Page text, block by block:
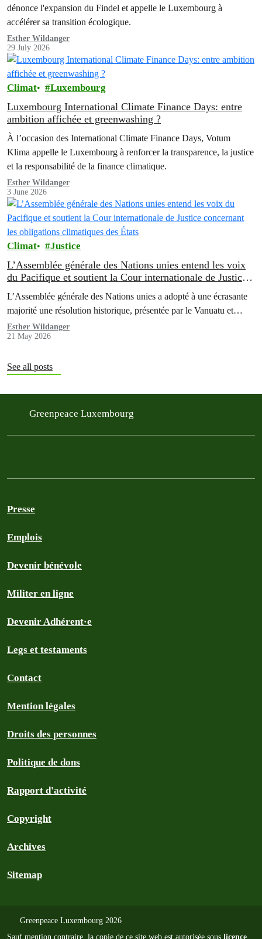
dénonce l'expansion du Findel et appelle le Luxembourg à
accélérer sa transition écologique.
Esther Wildanger
29 July 2026
Climat Luxembourg
Luxembourg International Climate Finance Days: entre
ambition affichée et greenwashing ?
À l’occasion des International Climate Finance Days, Votum
Klima appelle le Luxembourg à renforcer la transparence, la justice
et la responsabilité de la finance climatique.
Esther Wildanger
3 June 2026
Climat Justice
L’Assemblée générale des Nations unies entend les voix
du Pacifique et soutient la Cour internationale de Justice
concernant les obligations climatiques des États
L’Assemblée générale des Nations unies a adopté à une écrasante
majorité une résolution historique, présentée par le Vanuatu et…
Esther Wildanger
21 May 2026
See all posts
Greenpeace Luxembourg
Presse
Emplois
Devenir bénévole
Militer en ligne
Devenir Adhérent·e
Legs et testaments
Contact
Mention légales
Droits des personnes
Politique de dons
Rapport d'activité
Copyright
Archives
Sitemap
Greenpeace Luxembourg 2026
Sauf mention contraire, la copie de ce site web est autorisée sous licence